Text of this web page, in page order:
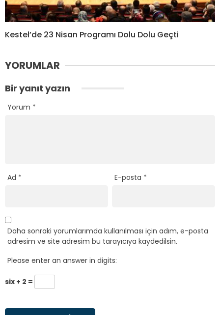
Kestel’de 23 Nisan Programı Dolu Dolu Geçti
YORUMLAR
Bir yanıt yazın
Yorum *
Ad * E-posta *
Daha sonraki yorumlarımda kullanılması için adım, e-posta
adresim ve site adresim bu tarayıcıya kaydedilsin.
Please enter an answer in digits:
six + 2 =